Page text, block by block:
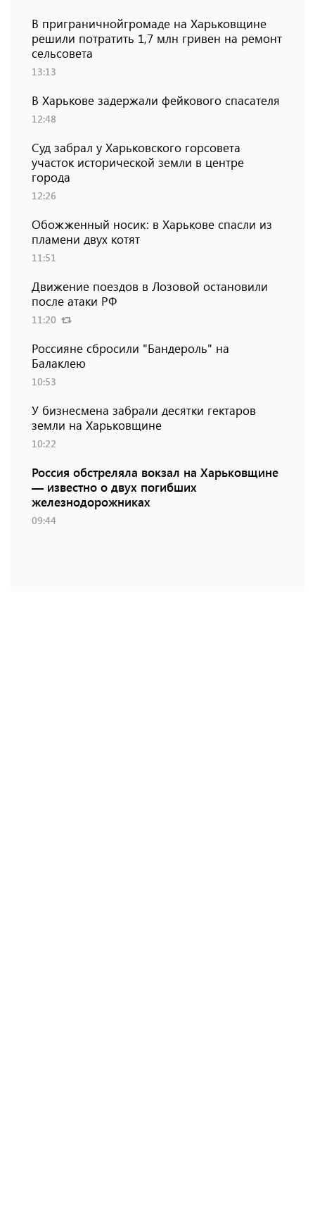
В приграничнойгромаде на Харьковщине
решили потратить 1,7 млн ​​гривен на ремонт
сельсовета
13:13
В Харькове задержали фейкового спасателя
12:48
Суд забрал у Харьковского горсовета
участок исторической земли в центре
города
12:26
Обожженный носик: в Харькове спасли из
пламени двух котят
11:51
Движение поездов в Лозовой остановили
после атаки РФ
11:20
Россияне сбросили "Бандероль" на
Балаклею
10:53
У бизнесмена забрали десятки гектаров
земли на Харьковщине
10:22
Россия обстреляла вокзал на Харьковщине
— известно о двух погибших
железнодорожниках
09:44